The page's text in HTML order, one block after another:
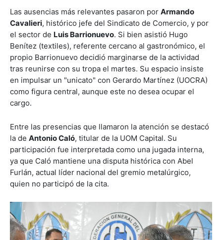
Las ausencias más relevantes pasaron por Armando
Cavalieri, histórico jefe del Sindicato de Comercio, y por
el sector de Luis Barrionuevo. Si bien asistió Hugo
Benítez (textiles), referente cercano al gastronómico, el
propio Barrionuevo decidió marginarse de la actividad
tras reunirse con su tropa el martes. Su espacio insiste
en impulsar un "unicato" con Gerardo Martínez (UOCRA)
como figura central, aunque este no desea ocupar el
cargo.
Entre las presencias que llamaron la atención se destacó
la de Antonio Caló, titular de la UOM Capital. Su
participación fue interpretada como una jugada interna,
ya que Caló mantiene una disputa histórica con Abel
Furlán, actual líder nacional del gremio metalúrgico,
quien no participó de la cita.